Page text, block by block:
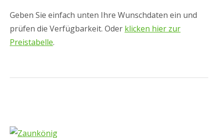
Geben Sie einfach unten Ihre Wunschdaten ein und
prüfen die Verfügbarkeit. Oder klicken hier zur
Preistabelle.